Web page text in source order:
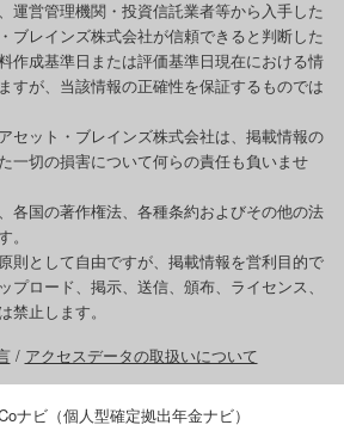
運営管理機関・投資信託業者等から入手した
ブレインズ株式会社が信頼できると判断した
作成基準日または評価基準日現在における情
すが、当該情報の正確性を保証するものでは
セット・ブレインズ株式会社は、掲載情報の
一切の損害について何らの責任も負いませ
各国の著作権法、各種条約およびその他の法
則として自由ですが、掲載情報を営利目的で
プロード、掲示、送信、頒布、ライセンス、
禁止します。
/ アクセスデータの取扱いについて
ナビ（個人型確定拠出年金ナビ）